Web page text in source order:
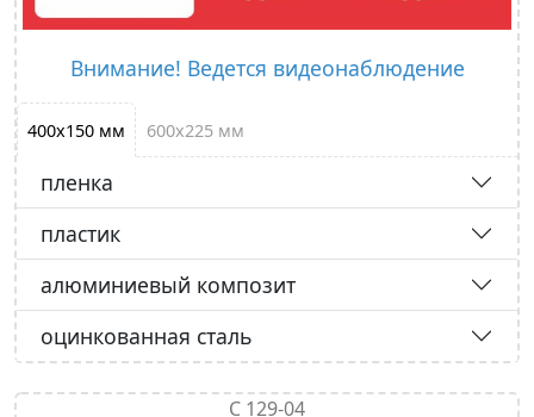
Внимание! Ведется видеонаблюдение
400х150 мм 600х225 мм
пленка
пластик
алюминиевый композит
оцинкованная сталь
С 129-04